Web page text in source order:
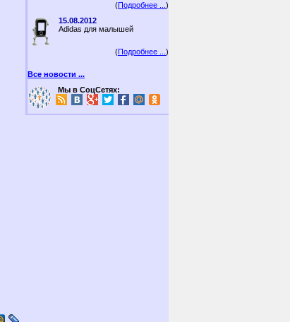
(Подробнее ... )
15.08.2012
Adidas для малышей
(Подробнее ... )
Все новости ...
Мы в СоцСетях: